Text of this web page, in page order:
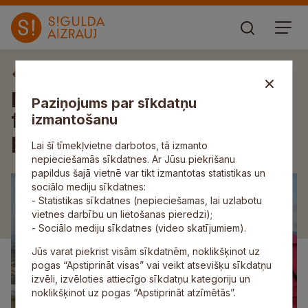
Mākslu skolas “Baltais
flīģelis” pedagogi Erasmus+
projekta laikā viesojas Itālijā
Paziņojums par sīkdatņu
izmantošanu
Lai šī tīmekļvietne darbotos, tā izmanto
nepieciešamās sīkdatnes. Ar Jūsu piekrišanu
papildus šajā vietnē var tikt izmantotas statistikas un
sociālo mediju sīkdatnes:
- Statistikas sīkdatnes (nepieciešamas, lai uzlabotu
vietnes darbību un lietošanas pieredzi);
- Sociālo mediju sīkdatnes (video skatījumiem).
Jūs varat piekrist visām sīkdatnēm, noklikšķinot uz
pogas “Apstiprināt visas” vai veikt atsevišķu sīkdatņu
izvēli, izvēloties attiecīgo sīkdatņu kategoriju un
noklikšķinot uz pogas “Apstiprināt atzīmētās”.